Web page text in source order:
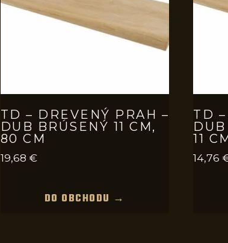
TD – DREVENÝ PRAH –
DUB BRÚSENÝ 11 CM,
80 CM
19,68 €
DO OBCHODU →
TD
11
14,76